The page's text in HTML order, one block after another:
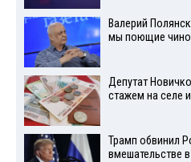
Валерий
мы поющие
Депутат
стажем на селе
Трамп обвинил
вмешательстве